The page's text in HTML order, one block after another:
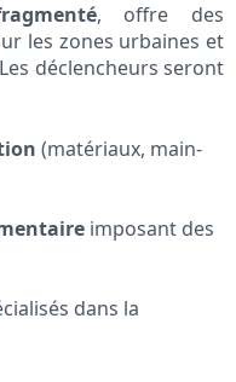
, offre des
les zones urbaines et
déclencheurs seront
(matériaux, main-
imposant des
dans la